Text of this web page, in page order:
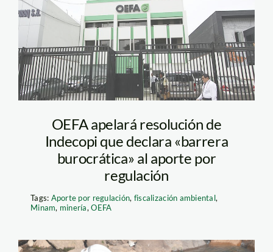
OEFA
OEFA apelará resolución de
Indecopi que declara «barrera
burocrática» al aporte por
regulación
Tags: Aporte por regulación, fiscalización ambiental,
Minam, minería,OEFA